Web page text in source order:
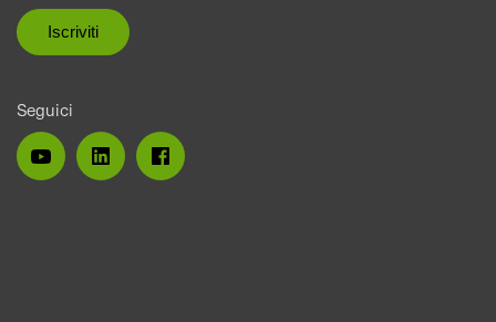
Seguici